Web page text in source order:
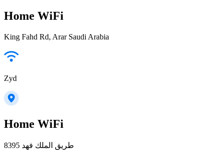
Home WiFi
King Fahd Rd, Arar Saudi Arabia
Zyd
Home WiFi
8395 طريق الملك فهد